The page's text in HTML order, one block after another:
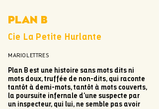
Plan B
Cie La Petite Hurlante
MARIOLETTRES
Plan B est une histoire sans mots dits ni
mots doux, truffée de non-dits, qui raconte
tantôt à demi-mots, tantôt à mots couverts,
la poursuite infernale d’une suspecte par
un inspecteur, qui lui, ne semble pas avoir